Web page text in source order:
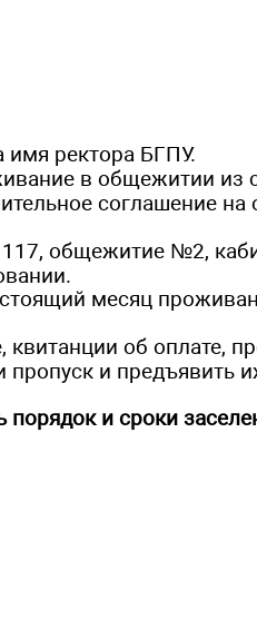
ректора БГПУ.
в общежитии из
соглашение
общежитие №2,
месяц
об оплате,
и
порядок и сроки